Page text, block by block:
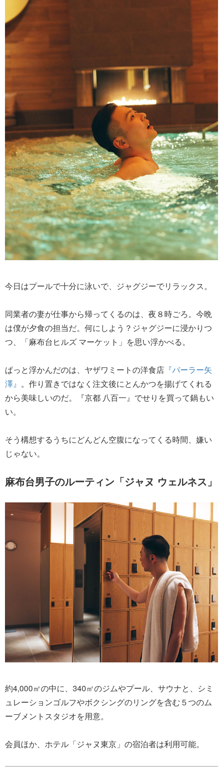
今日はプールで十分に泳いで、ジャグジーでリラックス。
同業者の妻が仕事から帰ってくるのは、夜８時ごろ。今晩
は僕が夕食の担当だ。何にしよう？ジャグジーに浸かりつ
つ、「麻布台ヒルズ マーケット」を思い浮かべる。
ぱっと浮かんだのは、ヤザワミートの洋食店 『パーラー矢
澤』 。作り置きではなく注文後にとんかつを揚げてくれる
から美味しいのだ。『京都 八百一』でせりを買って鍋もい
い。
そう構想するうちにどんどん空腹になってくる時間、嫌い
じゃない。
麻布台男子のルーティン「ジャヌ ウェルネス」
約4,000㎡の中に、340㎡のジムやプール、サウナと、シミ
ュレーションゴルフやボクシングのリングを含む５つのム
ーブメントスタジオを用意。
会員ほか、ホテル「ジャヌ東京」の宿泊者は利用可能。